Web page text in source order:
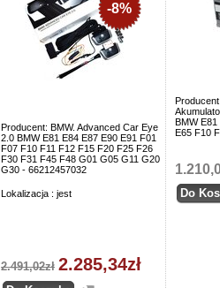
Producent: BMW. Advanced Car Eye
2.0 BMW E81 E84 E87 E90 E91 F01
F07 F10 F11 F12 F15 F20 F25 F26
F30 F31 F45 F48 G01 G05 G11 G20
G30 - 66212457032
Lokalizacja : jest
-8%
2.491,02zł 2.285,34zł
BMW
E65 F10